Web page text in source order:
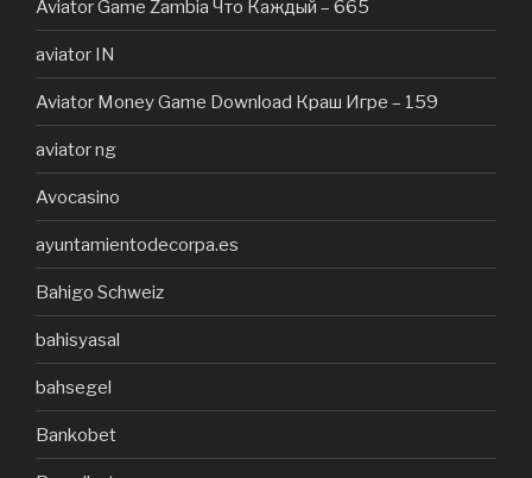
Aviator Game Zambia Что Каждый – 665
aviator IN
Aviator Money Game Download Краш Игре – 159
aviator ng
Avocasino
ayuntamientodecorpa.es
Bahigo Schweiz
bahisyasal
bahsegel
Bankobet